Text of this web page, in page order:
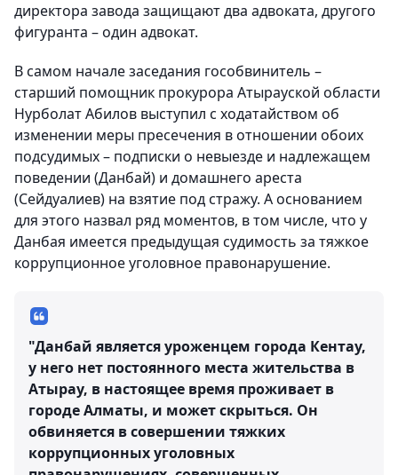
директора завода защищают два адвоката, другого
фигуранта – один адвокат.
В самом начале заседания гособвинитель –
старший помощник прокурора Атырауской области
Нурболат Абилов выступил с ходатайством об
изменении меры пресечения в отношении обоих
подсудимых – подписки о невыезде и надлежащем
поведении (Данбай) и домашнего ареста
(Сейдуалиев) на взятие под стражу. А основанием
для этого назвал ряд моментов, в том числе, что у
Данбая имеется предыдущая судимость за тяжкое
коррупционное уголовное правонарушение.
"Данбай является уроженцем города Кентау,
у него нет постоянного места жительства в
Атырау, в настоящее время проживает в
городе Алматы, и может скрыться. Он
обвиняется в совершении тяжких
коррупционных уголовных